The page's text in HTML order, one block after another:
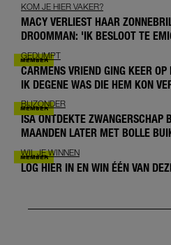
KOM JE HIER VAKER?
MACY VERLIEST HAAR
DROOMMAN: 'IK BESLOOT TE
GEDUMPT
CARMENS VRIEND GING KEER
IK DEGENE WAS DIE HEM KON
BIJZONDER
ISA ONTDEKTE ZWANGERSCHAP
MAANDEN LATER MET BOLLE
WIL JE WINNEN
LOG HIER IN EN WIN ÉÉN VAN